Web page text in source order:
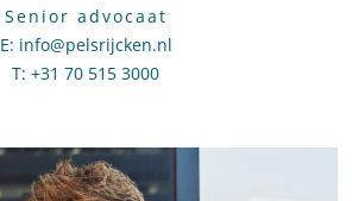
Senior advocaat
E: Stuur een e-mail naar Jules de Kort
info@pelsrijcken.nl
T: Bel naar Jules de Kort
+31 70 515 3000